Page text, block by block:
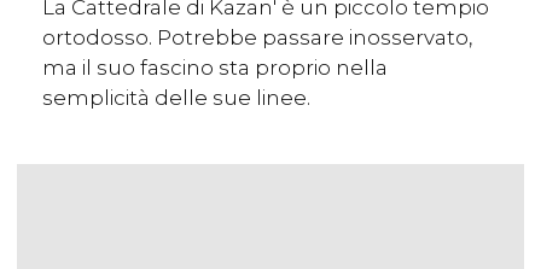
La Cattedrale di Kazan' è un piccolo tempio
ortodosso. Potrebbe passare inosservato,
ma il suo fascino sta proprio nella
semplicità delle sue linee.